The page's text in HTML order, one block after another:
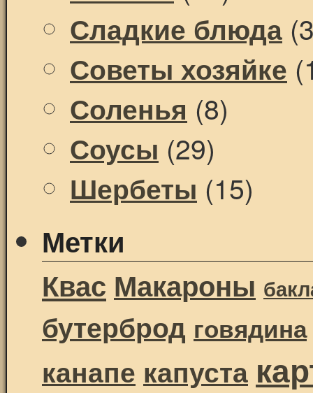
Сладкие блюда
Советы хозяйке
Соленья (8)
Соусы (29)
Шербеты (15)
Метки
Квас Макароны
бутерброд говядина
канапе капуста